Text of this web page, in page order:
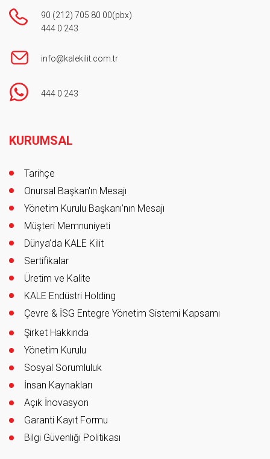
90 (212) 705 80 00(pbx)
444 0 243
info@kalekilit.com.tr
444 0 243
KURUMSAL
Tarihçe
Onursal Başkan'ın Mesajı
Yönetim Kurulu Başkanı’nın Mesajı
Müşteri Memnuniyeti
Dünya’da KALE Kilit
Sertifikalar
Üretim ve Kalite
KALE Endüstri Holding
Çevre & İSG Entegre Yönetim Sistemi Kapsamı
Şirket Hakkında
Yönetim Kurulu
Sosyal Sorumluluk
İnsan Kaynakları
Açık İnovasyon
Garanti Kayıt Formu
Bilgi Güvenliği Politikası